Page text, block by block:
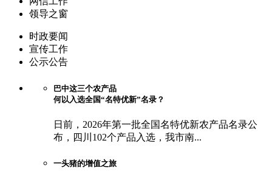
领导之窗
时政要闻
宣传工作
公示公告
巴中这三个农产品
何以入选全国“名特优新”名录？
日前，2026年第一批全国名特优新农产品名录公
布，四川102个产品入选，我市南...
一头猪的增值之旅